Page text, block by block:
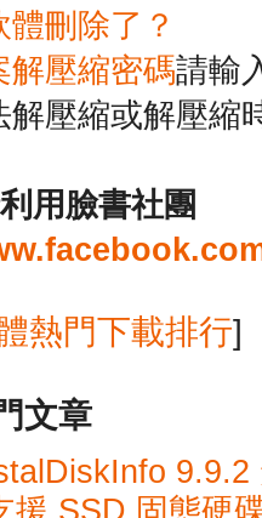
刪除了？
解壓縮密碼請輸
解壓縮或解壓縮
用臉書社團
熱門下載排行]
文章
9.9.2